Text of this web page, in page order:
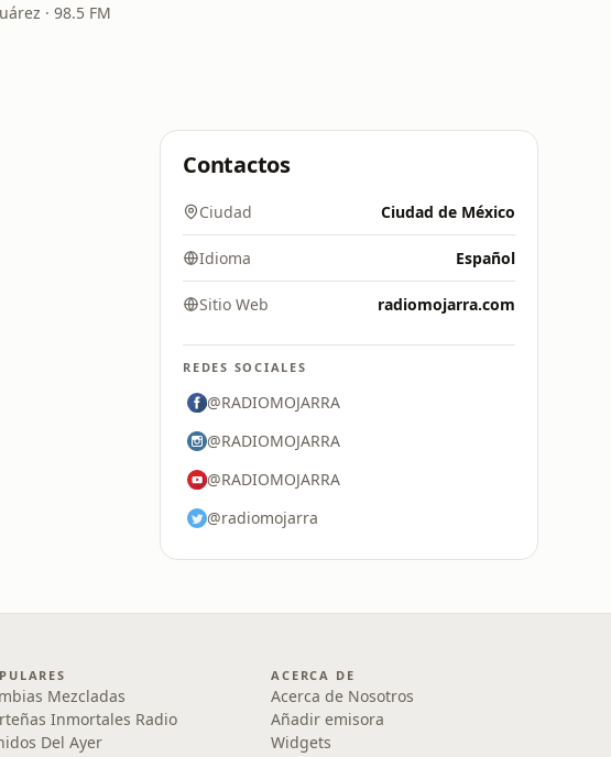
· 98.5 FM
Contactos
Ciudad Ciudad de México
Idioma Español
Sitio Web radiomojarra.com
REDES SOCIALES
@RADIOMOJARRA
@RADIOMOJARRA
@RADIOMOJARRA
@radiomojarra
Mezcladas
Inmortales Radio
Del Ayer
ACERCA DE
Acerca de Nosotros
Añadir emisora
Widgets